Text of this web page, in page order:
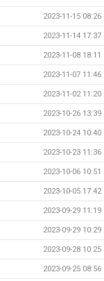
2023-11-15 08:26
2023-11-14 17:37
2023-11-08 18:11
2023-11-07 11:46
2023-11-02 11:20
2023-10-26 13:39
2023-10-24 10:40
2023-10-23 11:36
2023-10-06 10:51
2023-10-05 17:42
2023-09-29 11:19
2023-09-29 10:29
2023-09-28 10:25
2023-09-25 08:56